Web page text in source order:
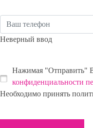
Неверный ввод
Нажимая "Отправить"
конфиденциальности
Необходимо принять